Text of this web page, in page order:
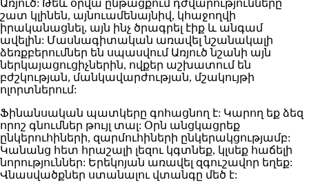
Առյուծ: Թեև օրվա ընթացքում դժվարությունները
շատ կլինեն, այնուամենայնիվ, կհաջողվի
իրականացնել, այն ինչ ծրագրել էիք և անգամ
ավելին: Մասնագիտական առավել նշանակալի
ձեռքբերումներ են սպասվում Առյուծ նշանի այն
ներկայացուցիչներին, ովքեր աշխատում են
բժշկության, մանկավարժության, մշակույթի
ոլորտներում:
Ֆինանսական պատկերը գոհացնող է: Կարող եք ձեզ
որոշ գնումներ թույլ տալ: Օրն անցկացրեք
ընկերուհիների, զարմուհիների ընկերակցությամբ:
Կանանց հետ հրաշալի լեզու կգտնեք, կլսեք հաճելի
նորություններ: Երեկոյան առավել զգուշավոր եղեք:
Վնասվածքներ ստանալու վտանգը մեծ է: